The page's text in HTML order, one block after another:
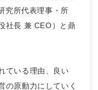
究所代表理事・所
社長 兼 CEO）と鼎
ている理由、良い
の原動力にしていく